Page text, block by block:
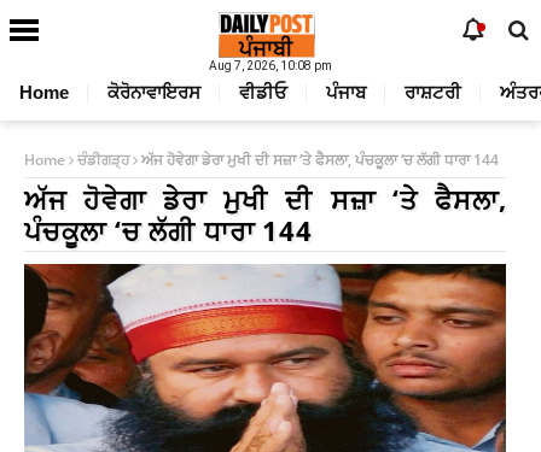
Aug 7, 2026, 10:08 pm
Home ਕੋਰੋਨਾਵਾਇਰਸ ਵੀਡੀਓ ਪੰਜਾਬ ਰਾਸ਼ਟਰੀ
Home ਚੰਡੀਗੜ੍ਹ ਅੱਜ ਹੋਵੇਗਾ ਡੇਰਾ ਮੁਖੀ ਦੀ ਸਜ਼ਾ ‘ਤੇ ਫੈਸਲਾ, ਪੰਚਕੂਲਾ ‘ਚ ਲੱਗੀ ਧਾਰਾ 144
ਅੱਜ ਹੋਵੇਗਾ ਡੇਰਾ ਮੁਖੀ ਦੀ ਸਜ਼ਾ ‘ਤੇ ਫੈਸਲਾ,
ਪੰਚਕੂਲਾ ‘ਚ ਲੱਗੀ ਧਾਰਾ 144